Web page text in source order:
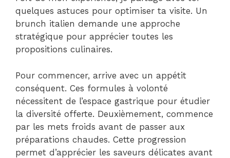
quelques astuces pour optimiser ta visite. Un
brunch italien demande une approche
stratégique pour apprécier toutes les
propositions culinaires.
Pour commencer, arrive avec un appétit
conséquent. Ces formules à volonté
nécessitent de l’espace gastrique pour étudier
la diversité offerte. Deuxièmement, commence
par les mets froids avant de passer aux
préparations chaudes. Cette progression
permet d’apprécier les saveurs délicates avant